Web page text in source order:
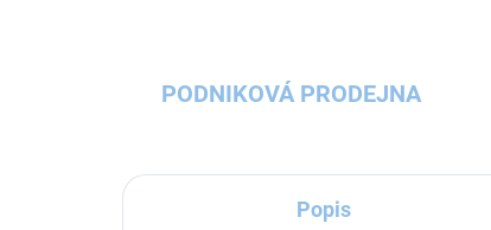
PODNIKOVÁ PRODEJNA
Popis